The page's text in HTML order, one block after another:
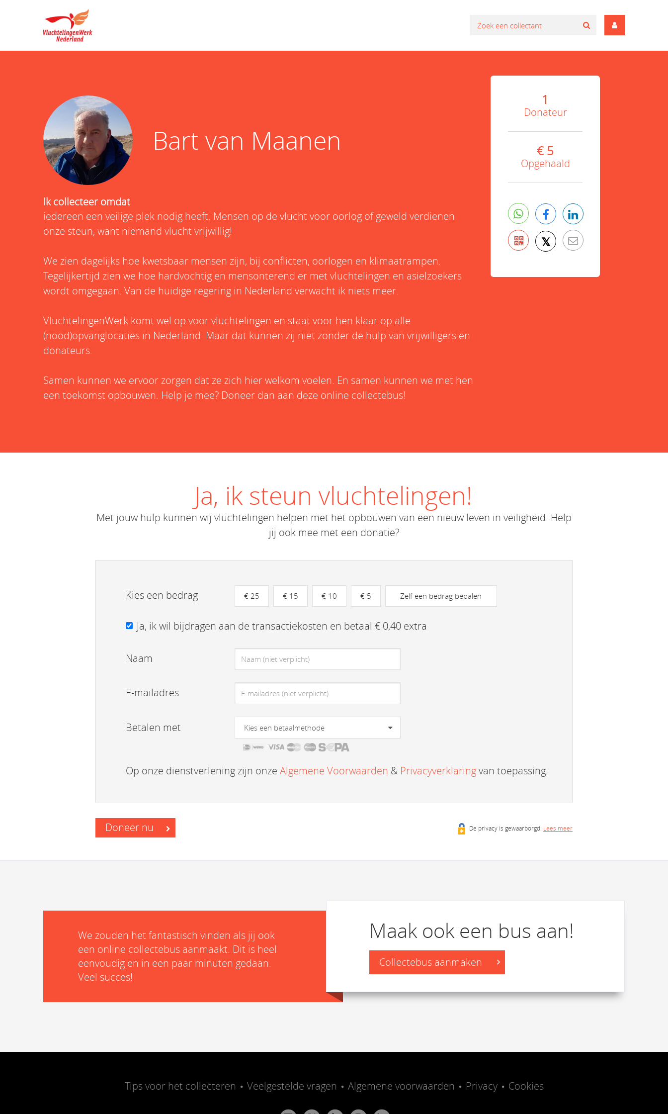
Bart van Maanen
Ik collecteer omdat
iedereen een veilige plek nodig heeft. Mensen op de vlucht voor oorlog of geweld verdienen
onze steun, want niemand vlucht vrijwillig!
We zien dagelijks hoe kwetsbaar mensen zijn, bij conflicten, oorlogen en klimaatrampen.
Tegelijkertijd zien we hoe hardvochtig en mensonterend er met vluchtelingen en asielzoekers
wordt omgegaan. Van de huidige regering in Nederland verwacht ik niets meer.
VluchtelingenWerk komt wel op voor vluchtelingen en staat voor hen klaar op alle
(nood)opvanglocaties in Nederland. Maar dat kunnen zij niet zonder de hulp van vrijwilligers en
donateurs.
Samen kunnen we ervoor zorgen dat ze zich hier welkom voelen. En samen kunnen we met hen
een toekomst opbouwen. Help je mee? Doneer dan aan deze online collectebus!
1
Donateur
€ 5
Opgehaald
𝕏
Ja, ik steun vluchtelingen!
Met jouw hulp kunnen wij vluchtelingen helpen met het opbouwen van een nieuw leven in veiligheid. Help
jij ook mee met een donatie?
Kies een bedrag € 25 € 15 € 10 € 5 Zelf een bedrag bepalen
Ja, ik wil bijdragen aan de transactiekosten en betaal € 0,40 extra
Naam
E-mailadres
Betalen met Kies een betaalmethode
Op onze dienstverlening zijn onze Algemene Voorwaarden & Privacyverklaringvan toepassing.
Doneer nu De privacy is gewaarborgd. Lees meer
We zouden het fantastisch vinden als jij ook
een online collectebus aanmaakt. Dit is heel
eenvoudig en in een paar minuten gedaan.
Veel succes!
Maak ook een bus aan!
Collectebus aanmaken
Tips voor het collecteren Veelgestelde vragen Algemene voorwaarden Privacy Cookies